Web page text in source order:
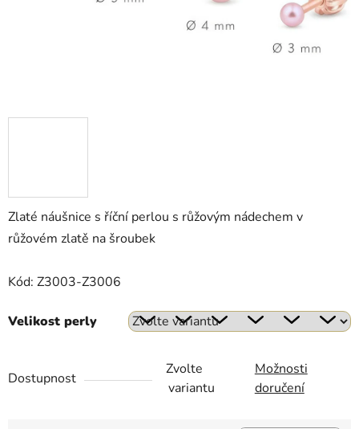
Zlaté náušnice s říční perlou s růžovým nádechem v
růžovém zlatě na šroubek
Kód: Z3003-Z3006
Velikost perly
Dostupnost
Zvolte
variantu
Možnosti
doručení